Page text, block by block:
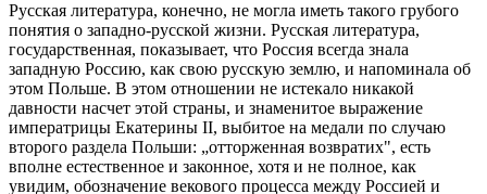
Русская литература, конечно, не могла иметь такого грубого
понятия о западно-русской жизни. Русская литература,
государственная, показывает, что Россия всегда знала
западную Россию, как свою русскую землю, и напоминала об
этом Польше. В этом отношении не истекало никакой
давности насчет этой страны, и знаменитое выражение
императрицы Екатерины II, выбитое на медали по случаю
второго раздела Польши: „отторженная возвратих", есть
вполне естественное и законное, хотя и не полное, как
увидим, обозначение векового процесса между Россией и